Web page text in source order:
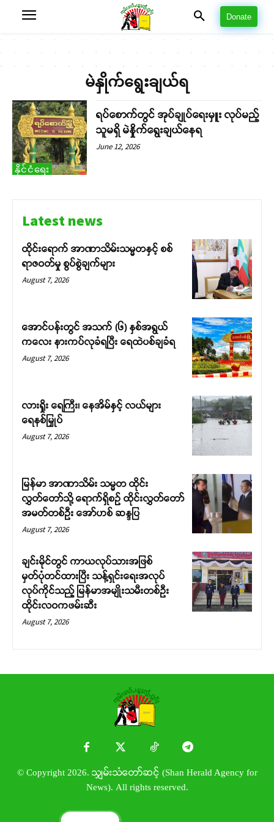
Donate
မဲနှိုက်ရွေးချယ်ရ
နိုင်ငံရေး
ရပ်စောက်တွင် အုပ်ချုပ်ရေးမှူး လုပ်မည့်
သူမရှိ မဲနှိုက်ရွေးချယ်နေရ
June 12, 2026
Latest news
ထိုင်းရောက် အာဏာသိမ်းသမ္မတနှင့် စစ်
ရာဇဝတ်မှု စွပ်စွဲချက်များ
August 7, 2026
အောင်ပန်းတွင် အသက် (၆) နှစ်အရွယ်
ကလေး နားကပ်လုခံရပြီး ရေထဲပစ်ချခံရ
August 7, 2026
လားရှိုး ရေကြီး၊ နေအိမ်နှင့် လယ်များ
ရေနစ်မြှုပ်
August 7, 2026
မြန်မာ အာဏာသိမ်း သမ္မတ ထိုင်း
လွှတ်တော်သို့ ရောက်ရှိစဉ် ထိုင်းလွှတ်တော်
အမတ်တစ်ဦး အော်ဟစ် ဆန္ဒပြ
August 7, 2026
ချင်းမိုင်တွင် ကာယလုပ်သားအဖြစ်
မှတ်ပုံတင်ထားပြီး သန့်ရှင်းရေးအလုပ်
လုပ်ကိုင်သည့် မြန်မာအမျိုးသမီးတစ်ဦး
ထိုင်းလဝကဖမ်းဆီး
August 7, 2026
© Copyright 2026. သျှမ်းသံတော်ဆင့် (Shan Herald Agency for
News). All rights reserved.